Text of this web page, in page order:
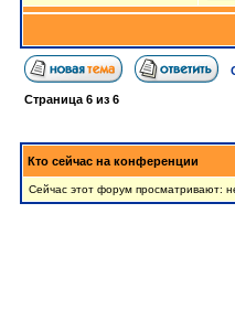
Страница 6 из 6
Кто сейчас на конференции
Сейчас этот форум просматривают: